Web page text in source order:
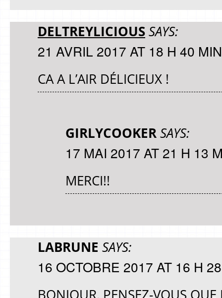
DELTREYLICIOUSSAYS:
21 AVRIL 2017 AT 18 H 40 MIN
CA A L’AIR DÉLICIEUX !
GIRLYCOOKERSAYS:
17 MAI 2017 AT 21 H 13
MERCI!!
LABRUNE SAYS:
16 OCTOBRE 2017 AT 16 H